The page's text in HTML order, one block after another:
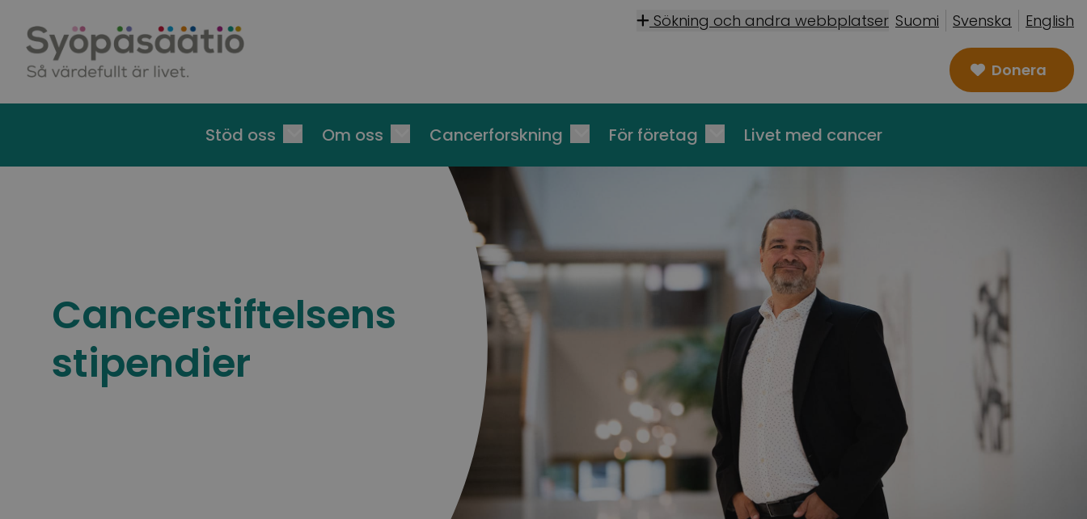
Sökning och andra webbplatser Suomi Svenska English
Donera
Stöd oss Om oss Cancerforskning För företag Livet med cancer
Cancerstiftelsens
stipendier